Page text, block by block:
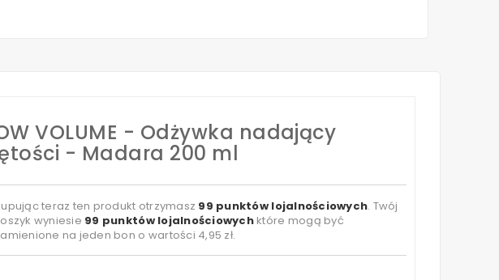
VOLUME - Odżywka nadający
- Madara 200 ml
teraz ten produkt otrzymasz 99 punktów lojalnościowych. Twój
wyniesie 99 punktów lojalnościowychktóre mogą być
na jeden bon o wartości 4,95 zł.